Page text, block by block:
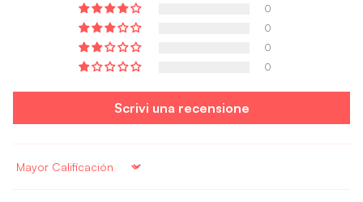
0
0
0
0
Scrivi una recensione
Sort by